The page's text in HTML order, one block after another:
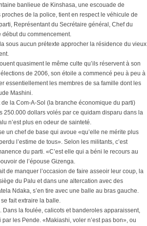
banlieue de Kinshasa, une escouade de
de la police, tient en respect le véhicule de
Représentant du Secrétaire général, Chef du
début du commencement.
sous aucun prétexte approcher la résidence du vieux
quasiment le même culte qu’ils réservent à son
de 2006, son étoile a commencé peu à peu à
essentiellement les membres de sa famille dont les
Mashini.
la Com-A-Sol (la branche économique du parti)
250.000 dollars volés par ce quidam disparu dans la
n’est plus en odeur de sainteté.
un chef de base qui avoue «qu’elle ne mérite plus
l’estime de tous». Selon les militants, c’est
du parti. «C’est elle qui a béni le recours au
de l’épouse Gizenga.
de manquer l’occasion de faire asseoir leur coup, la
du Palu et dans une altercation avec des
Ndaka, s’en tire avec une balle au bras gauche.
fait extraire la balle.
la foulée, calicots et banderoles apparaissent,
les Pende. «Makiashi, voler n’est pas bon», ou